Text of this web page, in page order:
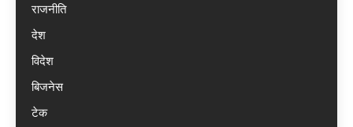
राजनीति
देश
विदेश
बिजनेस
टेक